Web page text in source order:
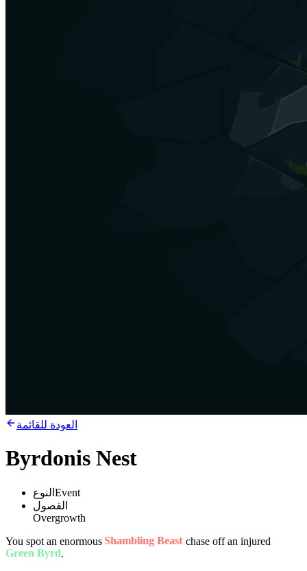
العودة للقائمة
Byrdonis Nest
النوع Event
الفصول
Overgrowth
You spot an enormous Shambling Beast chase off an injured
Green Byrd.